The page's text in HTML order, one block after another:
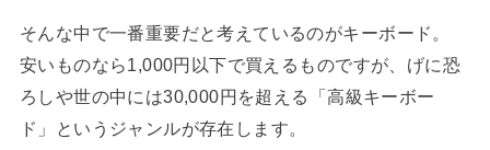
そんな中で一番重要だと考えているのがキーボード。
安いものなら1,000円以下で買えるものですが、げに恐
ろしや世の中には30,000円を超える「高級キーボー
ド」というジャンルが存在します。